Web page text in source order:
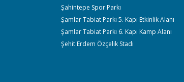
Şahintepe Spor Parkı
Şamlar Tabiat Parkı 5. Kapı Etkinlik Alanı
Şamlar Tabiat Parkı 6. Kapı Kamp Alanı
Şehit Erdem Özçelik Stadı